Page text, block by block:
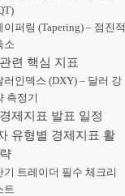
이퍼링 (Tapering) – 점진적
소
련 핵심 지표
러인덱스 (DXY) – 달러 강
측정기
제지표 발표 일정
유형별 경제지표 활
기 트레이더 필수 체크리
트